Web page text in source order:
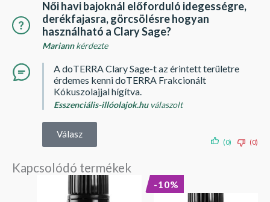
Női havi bajoknál előforduló idegességre,
derékfajasra, görcsölésre hogyan
használható a Clary Sage?
Mariannkérdezte
A doTERRA Clary Sage-t az érintett területre
érdemes kenni doTERRA Frakcionált
Kókuszolajjal hígítva.
Esszenciális-illóolajok.huválaszolt
Válasz
(0) (0)
Kapcsolódó termékek
-10%
is: